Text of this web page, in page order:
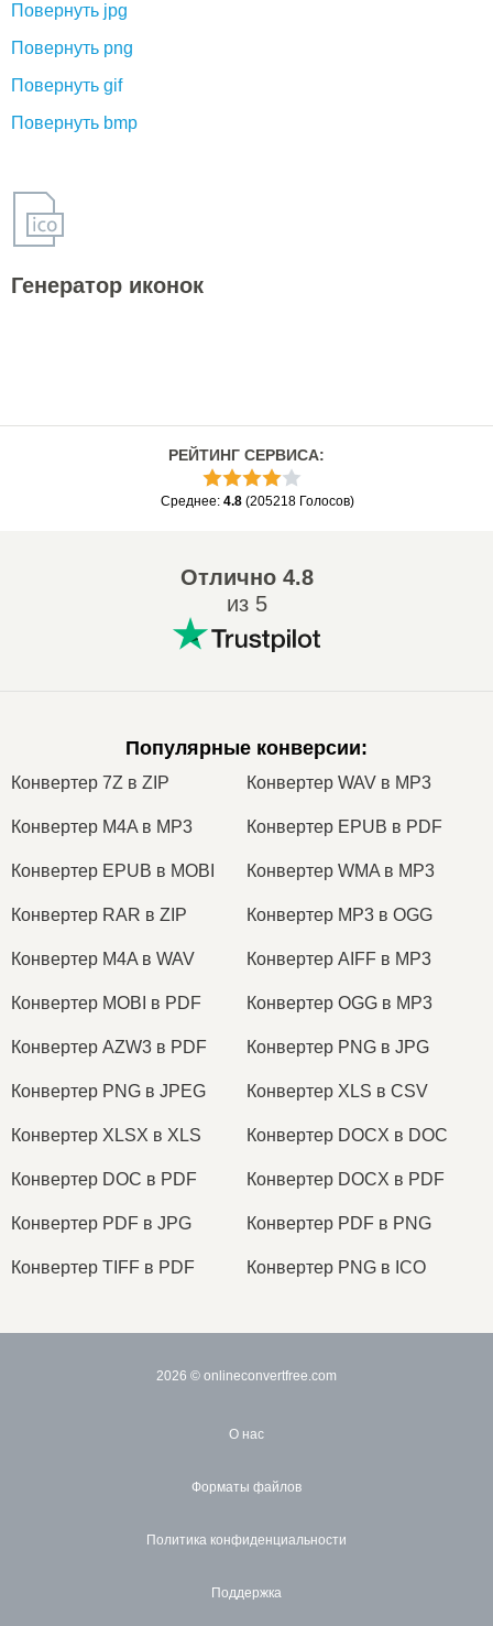
Повернуть jpg
Повернуть png
Повернуть gif
Повернуть bmp
Генератор иконок
РЕЙТИНГ СЕРВИСА:
Среднее: 4.8 (205218 Голосов)
Отлично4.8
из 5
Популярные конверсии:
Конвертер 7Z в ZIP Конвертер WAV в MP3
Конвертер M4A в MP3 Конвертер EPUB в PDF
Конвертер EPUB в MOBI Конвертер WMA в MP3
Конвертер RAR в ZIP Конвертер MP3 в OGG
Конвертер M4A в WAV Конвертер AIFF в MP3
Конвертер MOBI в PDF Конвертер OGG в MP3
Конвертер AZW3 в PDF Конвертер PNG в JPG
Конвертер PNG в JPEG Конвертер XLS в CSV
Конвертер XLSX в XLS Конвертер DOCX в DOC
Конвертер DOC в PDF Конвертер DOCX в PDF
Конвертер PDF в JPG Конвертер PDF в PNG
Конвертер TIFF в PDF Конвертер PNG в ICO
2026 © onlineconvertfree.com
О нас
Форматы файлов
Политика конфиденциальности
Поддержка